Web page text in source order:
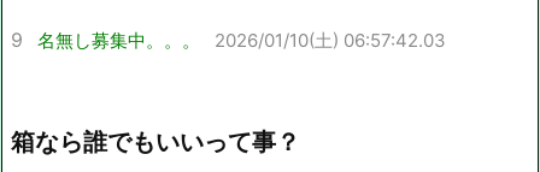
9 名無し募集中。。。 2026/01/10(土) 06:57:42.03
箱なら誰でもいいって事？